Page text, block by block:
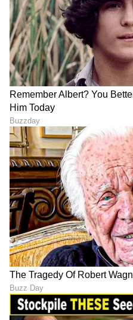
RECOMMENDED STORIES
ಮಿಥುನ್ ಚಕ್ರವರ್ತಿ ಆರೋಗ್ಯದಲ್ಲಿ
ಏರುಪೇರು; ಆಸ್ಪತ್ರೆಗೆ ಭೇಟಿ ನೀಡಿ
ಆರೋಗ್ಯ ವಿಚಾರಿಸಿದ CM
ಶುಭೇಂದು ಅಧಿಕಾರಿ
Saif Ali Khan: ಅಣ್ಣನ ಸೀಕ್ರೆಟ್